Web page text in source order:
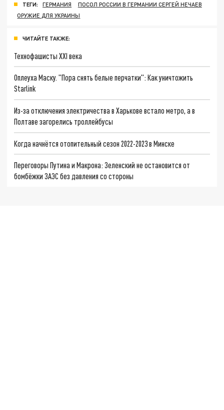
ТЕГИ: ГЕРМАНИЯ
ПОСОЛ РОССИИ В ГЕРМАНИИ СЕРГЕЙ НЕЧАЕВ
ОРУЖИЕ ДЛЯ УКРАИНЫ
ЧИТАЙТЕ ТАКЖЕ:
Технофашисты XXI века
Оплеуха Маску. "Пора снять белые перчатки": Как уничтожить
Starlink
Из-за отключения электричества в Харькове встало метро, а в
Полтаве загорелись троллейбусы
Когда начнётся отопительный сезон 2022-2023 в Минске
Переговоры Путина и Макрона: Зеленский не остановится от
бомбёжки ЗАЭС без давления со стороны